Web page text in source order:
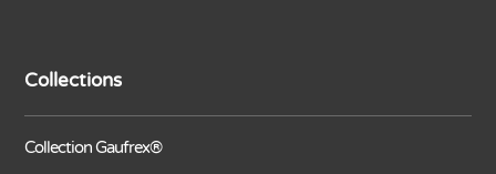
Collections
Collection Gaufrex®